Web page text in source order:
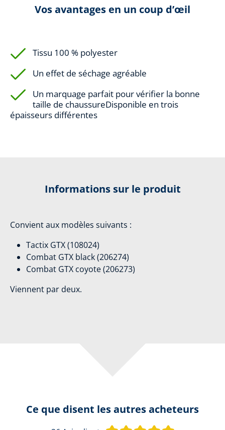
Vos avantages en un coup d’œil
Tissu 100 % polyester
Un effet de séchage agréable
Un marquage parfait pour vérifier la bonne
taille de chaussureDisponible en trois
épaisseurs différentes
Informations sur le produit
Convient aux modèles suivants :
Tactix GTX (108024)
Combat GTX black (206274)
Combat GTX coyote (206273)
Viennent par deux.
Ce que disent les autres acheteurs